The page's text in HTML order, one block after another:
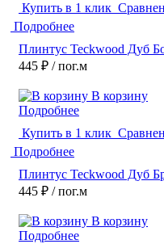
Купить в 1 клик
Подробнее
Плинтус Teckwood Дуб
445 ₽ / пог.м
В корзину
Подробнее
Купить в 1 клик
Подробнее
Плинтус Teckwood Дуб
445 ₽ / пог.м
В корзину
Подробнее